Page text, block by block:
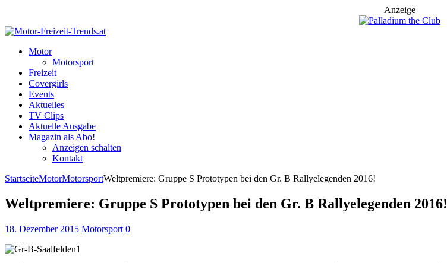
Anzeige
Motor
Motorsport
Freizeit
Covergirls
Events
Aktuelles
TV Clips
Aktuelle Ausgabe
Magazin als Abo!
Anzeigen schalten
Kontakt
StartseiteMotorMotorsportWeltpremiere: Gruppe S Prototypen bei den Gr. B Rallyelegenden 2016!
Weltpremiere: Gruppe S Prototypen bei den Gr. B Rallyelegenden 2016!
18. Dezember 2015 Motorsport 0